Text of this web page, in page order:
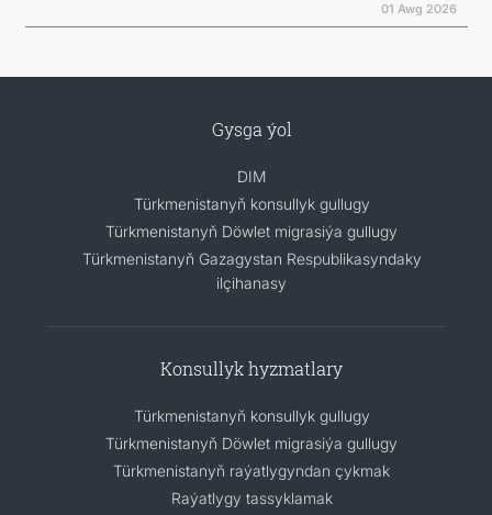
01 Awg 2026
Gysga ýol
DIM
Türkmenistanyň konsullyk gullugy
Türkmenistanyň Döwlet migrasiýa gullugy
Türkmenistanyň Gazagystan Respublikasyndaky
ilçihanasy
Konsullyk hyzmatlary
Türkmenistanyň konsullyk gullugy
Türkmenistanyň Döwlet migrasiýa gullugy
Türkmenistanyň raýatlygyndan çykmak
Raýatlygy tassyklamak